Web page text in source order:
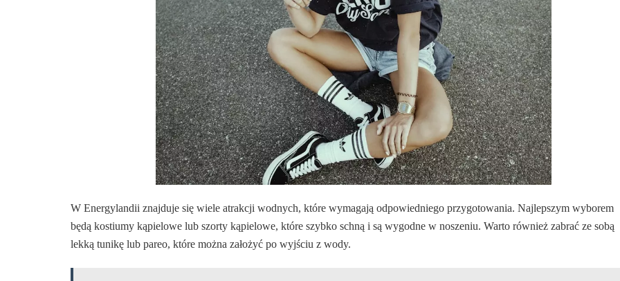
W Energylandii znajduje się wiele atrakcji wodnych, które wymagają odpowiedniego przygotowania. Najlepszym wyborem
będą kostiumy kąpielowe lub szorty kąpielowe, które szybko schną i są wygodne w noszeniu. Warto również zabrać ze sobą
lekką tunikę lub pareo, które można założyć po wyjściu z wody.